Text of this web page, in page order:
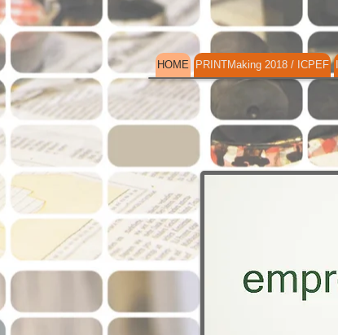
HOME PRINTMaking 2018 / ICPEF